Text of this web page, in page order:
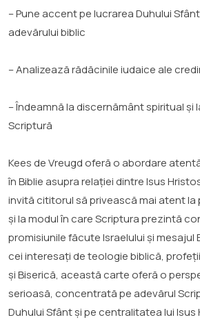
– Pune accent pe lucrarea Duhului
adevărului biblic
– Analizează rădăcinile iudaice ale
– Îndeamnă la discernământ spiritual și
Scriptură
Kees de Vreugd oferă o abordare
în Biblie asupra relației dintre Isus
invită cititorul să privească mai atent la
și la modul în care Scriptura prezintă
promisiunile făcute Israelului și mesajul
cei interesați de teologie biblică,
și Biserică, această carte oferă o
serioasă, concentrată pe adevărul
Duhului Sfânt și pe centralitatea lui Isus